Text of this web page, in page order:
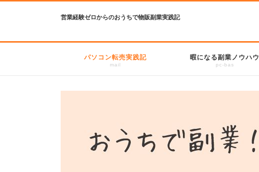
営業経験ゼロからのおうちで物販副業実践記
パソコン転売実践記
mail
暇になる副業ノウハウ
pc-bas